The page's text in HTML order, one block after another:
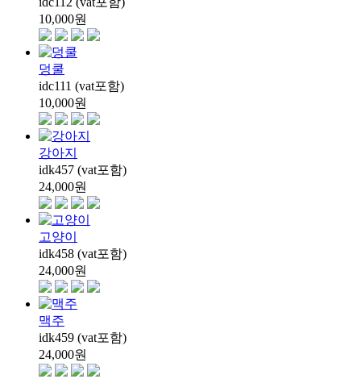
10,000원
덩쿨
idc111 (vat포함)
10,000원
강아지
idk457 (vat포함)
24,000원
고양이
idk458 (vat포함)
24,000원
맥주
idk459 (vat포함)
24,000원